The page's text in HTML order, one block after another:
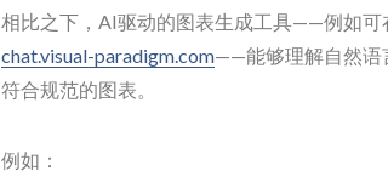
相比之下，AI驱动的图表生成工具——例如可
chat.visual-paradigm.com——能够理解自然语
符合规范的图表。
例如：